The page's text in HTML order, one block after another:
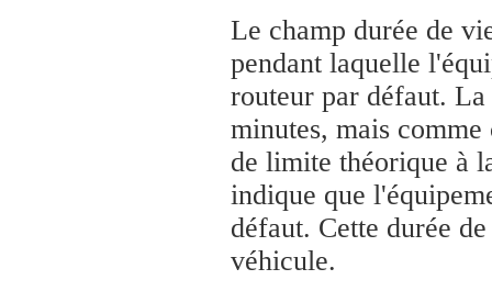
Le champ durée de
pendant laquelle
routeur par défaut.
minutes, mais
de limite théorique à
indique que
défaut. Cette durée
véhicule.